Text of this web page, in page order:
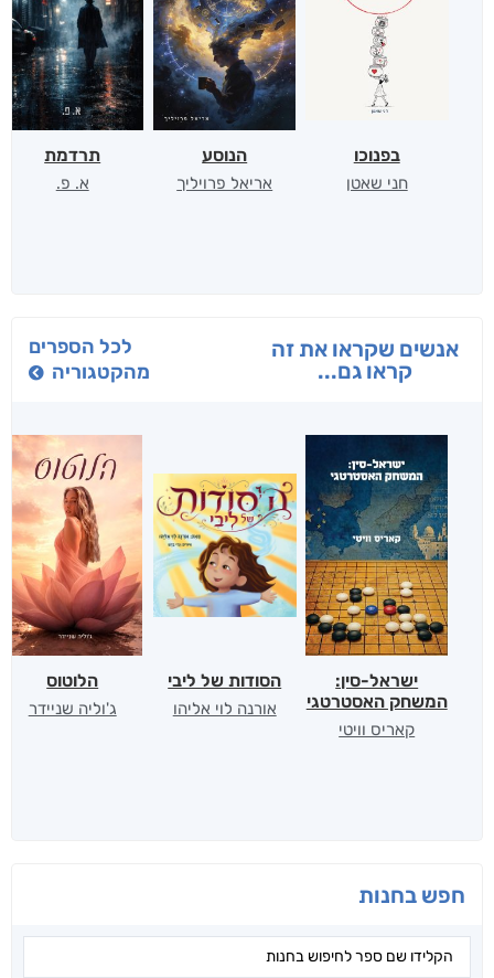
חפש בחנות
בפנוכו
חני שאטן
הנוסע
אריאל פרויליך
תרדמת
א. פ.
אנשים שקראו את זה
קראו גם...
לכל הספרים
מהקטגוריה
ישראל-סין:
המשחק האסטרטגי
קאריס וויטי
הסודות של ליבי
אורנה לוי אליהו
הלוטוס
ג'וליה שניידר